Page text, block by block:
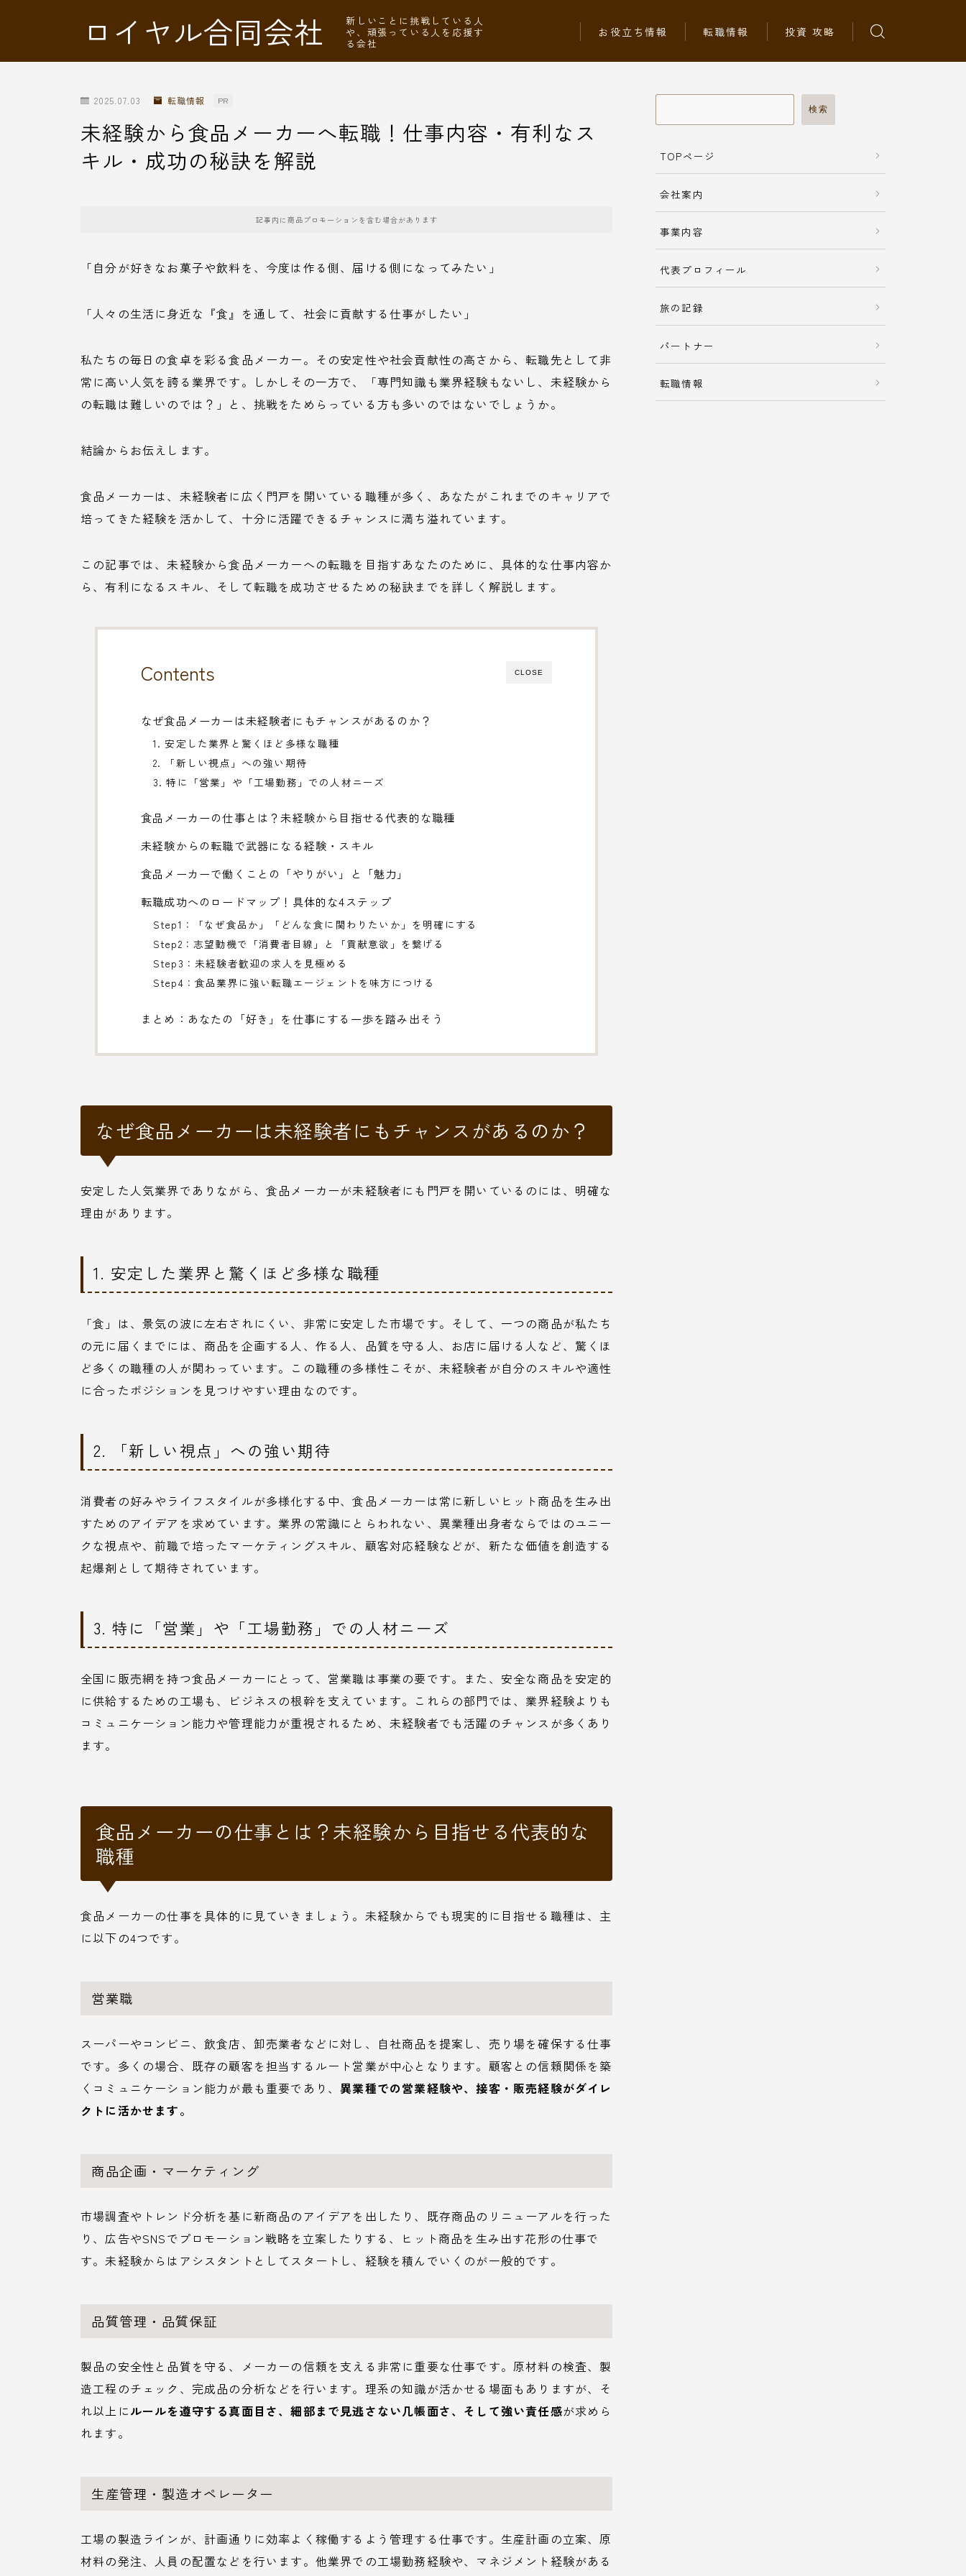
ロイヤル合同会社
新しいことに挑戦している人
や、頑張っている人を応援す
る会社
お役立ち情報 転職情報 投資 攻略
2025.07.03 転職情報 PR
未経験から食品メーカーへ転職！仕事内容・有利なス
キル・成功の秘訣を解説
記事内に商品プロモーションを含む場合があります
「自分が好きなお菓子や飲料を、今度は作る側、届ける側になってみたい」
「人々の生活に身近な『食』を通して、社会に貢献する仕事がしたい」
私たちの毎日の食卓を彩る食品メーカー。その安定性や社会貢献性の高さから、転職先として非
常に高い人気を誇る業界です。しかしその一方で、「専門知識も業界経験もないし、未経験から
の転職は難しいのでは？」と、挑戦をためらっている方も多いのではないでしょうか。
結論からお伝えします。
食品メーカーは、未経験者に広く門戸を開いている職種が多く、あなたがこれまでのキャリアで
培ってきた経験を活かして、十分に活躍できるチャンスに満ち溢れています。
この記事では、未経験から食品メーカーへの転職を目指すあなたのために、具体的な仕事内容か
ら、有利になるスキル、そして転職を成功させるための秘訣までを詳しく解説します。
CLOSE
Contents
なぜ食品メーカーは未経験者にもチャンスがあるのか？
1. 安定した業界と驚くほど多様な職種
2. 「新しい視点」への強い期待
3. 特に「営業」や「工場勤務」での人材ニーズ
食品メーカーの仕事とは？未経験から目指せる代表的な職種
未経験からの転職で武器になる経験・スキル
食品メーカーで働くことの「やりがい」と「魅力」
転職成功へのロードマップ！具体的な4ステップ
Step1：「なぜ食品か」「どんな食に関わりたいか」を明確にする
Step2：志望動機で「消費者目線」と「貢献意欲」を繋げる
Step3：未経験者歓迎の求人を見極める
Step4：食品業界に強い転職エージェントを味方につける
まとめ：あなたの「好き」を仕事にする一歩を踏み出そう
なぜ食品メーカーは未経験者にもチャンスがあるのか？
安定した人気業界でありながら、食品メーカーが未経験者にも門戸を開いているのには、明確な
理由があります。
1. 安定した業界と驚くほど多様な職種
「食」は、景気の波に左右されにくい、非常に安定した市場です。そして、一つの商品が私たち
の元に届くまでには、商品を企画する人、作る人、品質を守る人、お店に届ける人など、驚くほ
ど多くの職種の人が関わっています。この職種の多様性こそが、未経験者が自分のスキルや適性
に合ったポジションを見つけやすい理由なのです。
2. 「新しい視点」への強い期待
消費者の好みやライフスタイルが多様化する中、食品メーカーは常に新しいヒット商品を生み出
すためのアイデアを求めています。業界の常識にとらわれない、異業種出身者ならではのユニー
クな視点や、前職で培ったマーケティングスキル、顧客対応経験などが、新たな価値を創造する
起爆剤として期待されています。
3. 特に「営業」や「工場勤務」での人材ニーズ
全国に販売網を持つ食品メーカーにとって、営業職は事業の要です。また、安全な商品を安定的
に供給するための工場も、ビジネスの根幹を支えています。これらの部門では、業界経験よりも
コミュニケーション能力や管理能力が重視されるため、未経験者でも活躍のチャンスが多くあり
ます。
食品メーカーの仕事とは？未経験から目指せる代表的な
職種
食品メーカーの仕事を具体的に見ていきましょう。未経験からでも現実的に目指せる職種は、主
に以下の4つです。
営業職
スーパーやコンビニ、飲食店、卸売業者などに対し、自社商品を提案し、売り場を確保する仕事
です。多くの場合、既存の顧客を担当するルート営業が中心となります。顧客との信頼関係を築
くコミュニケーション能力が最も重要であり、異業種での営業経験や、接客・販売経験がダイレ
クトに活かせます。
商品企画・マーケティング
市場調査やトレンド分析を基に新商品のアイデアを出したり、既存商品のリニューアルを行った
り、広告やSNSでプロモーション戦略を立案したりする、ヒット商品を生み出す花形の仕事で
す。未経験からはアシスタントとしてスタートし、経験を積んでいくのが一般的です。
品質管理・品質保証
製品の安全性と品質を守る、メーカーの信頼を支える非常に重要な仕事です。原材料の検査、製
造工程のチェック、完成品の分析などを行います。理系の知識が活かせる場面もありますが、そ
れ以上にルールを遵守する真面目さ、細部まで見逃さない几帳面さ、そして強い責任感が求めら
れます。
生産管理・製造オペレーター
工場の製造ラインが、計画通りに効率よく稼働するよう管理する仕事です。生産計画の立案、原
材料の発注、人員の配置などを行います。他業界での工場勤務経験や、マネジメント経験がある
検索
TOPページ
会社案内
事業内容
代表プロフィール
旅の記録
パートナー
転職情報